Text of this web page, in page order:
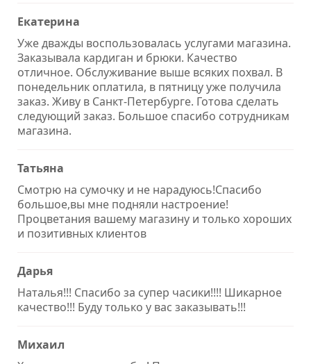
Екатерина
Уже дважды воспользовалась услугами магазина.
Заказывала кардиган и брюки. Качество
отличное. Обслуживание выше всяких похвал. В
понедельник оплатила, в пятницу уже получила
заказ. Живу в Санкт-Петербурге. Готова сделать
следующий заказ. Большое спасибо сотрудникам
магазина.
Татьяна
Смотрю на сумочку и не нарадуюсь!Спасибо
большое,вы мне подняли настроение!
Процветания вашему магазину и только хороших
и позитивных клиентов
Дарья
Наталья!!! Спасибо за супер часики!!!! Шикарное
качество!!! Буду только у вас заказывать!!!
Михаил